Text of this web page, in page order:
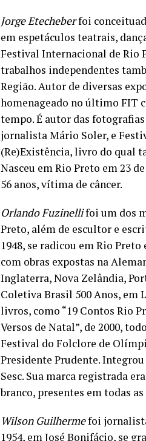
Jorge Etecheberfoi
em espetáculos teatrais,
Festival Internacional de Rio
trabalhos independentes
Região. Autor de diversas
homenageado no último FIT
tempo. É autor das
jornalista Mário Soler, e
(Re)Existência, livro do qual
Nasceu em Rio Preto em 23
56 anos, vítima de câncer.
Orlando Fuzinellifoi um dos
Preto, além de escultor e
1948, se radicou em Rio
com obras expostas na
Inglaterra, Nova Zelândia,
Coletiva Brasil 500 Anos, em
livros, como “19 Contos Rio
Versos de Natal”, de 2000,
Festival do Folclore de
Presidente Prudente.
Sesc. Sua marca registrada
branco, presentes em todas
Wilson Guilhermefoi
1954, em José Bonifácio, se